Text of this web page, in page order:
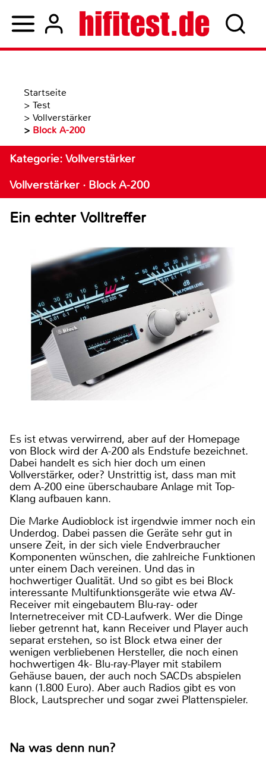
Startseite
> Test
> Vollverstärker
> Block A-200
Kategorie: Vollverstärker
Vollverstärker · Block A-200
Ein echter Volltreffer
Es ist etwas verwirrend, aber auf der Homepage
von Block wird der A-200 als Endstufe bezeichnet.
Dabei handelt es sich hier doch um einen
Vollverstärker, oder? Unstrittig ist, dass man mit
dem A-200 eine überschaubare Anlage mit Top-
Klang aufbauen kann.
Die Marke Audioblock ist irgendwie immer noch ein
Underdog. Dabei passen die Geräte sehr gut in
unsere Zeit, in der sich viele Endverbraucher
Komponenten wünschen, die zahlreiche Funktionen
unter einem Dach vereinen. Und das in
hochwertiger Qualität. Und so gibt es bei Block
interessante Multifunktionsgeräte wie etwa AV-
Receiver mit eingebautem Blu-ray- oder
Internetreceiver mit CD-Laufwerk. Wer die Dinge
lieber getrennt hat, kann Receiver und Player auch
separat erstehen, so ist Block etwa einer der
wenigen verbliebenen Hersteller, die noch einen
hochwertigen 4k- Blu-ray-Player mit stabilem
Gehäuse bauen, der auch noch SACDs abspielen
kann (1.800 Euro). Aber auch Radios gibt es von
Block, Lautsprecher und sogar zwei Plattenspieler.
Na was denn nun?